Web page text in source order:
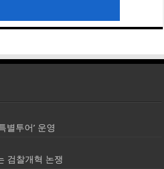
별투어’ 운영
검찰개혁 논쟁